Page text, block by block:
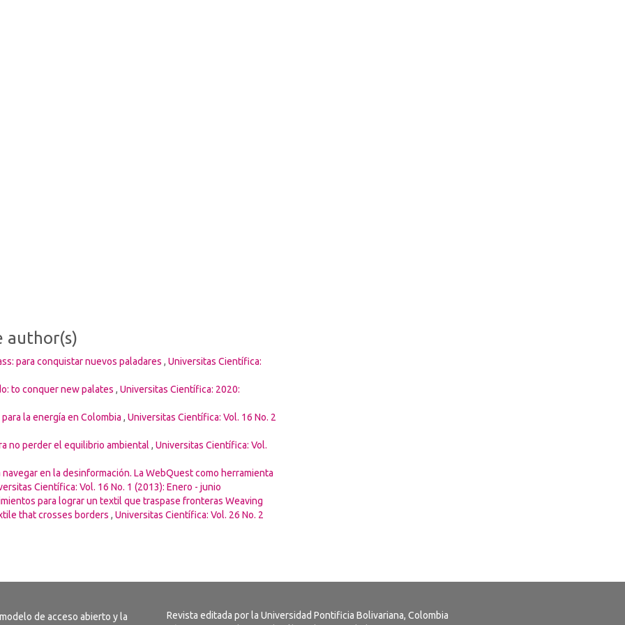
author(s)
para conquistar nuevos paladares , Universitas Científica:
to conquer new palates , Universitas Científica: 2020:
la energía en Colombia , Universitas Científica: Vol. 16 No. 2
no perder el equilibrio ambiental , Universitas Científica: Vol.
navegar en la desinformación. La WebQuest como herramienta
Científica: Vol. 16 No. 1 (2013): Enero - junio
para lograr un textil que traspase fronteras Weaving
that crosses borders , Universitas Científica: Vol. 26 No. 2
de acceso abierto y la
Revista editada por la Universidad Pontificia Bolivariana, Colombia